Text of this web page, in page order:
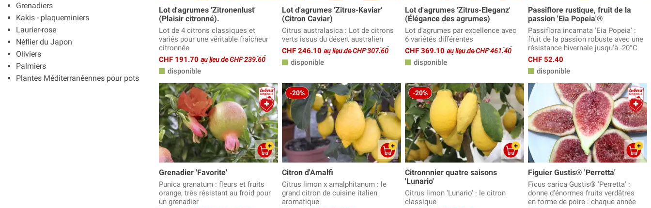
Grenadiers
Kakis - plaqueminiers
Laurier-rose
Néflier du Japon
Oliviers
Palmiers
Plantes Méditerranéennes pour pots
Lot d'agrumes 'Zitronenlust'
(Plaisir citronné).
Lot de 4 citrons classiques et
variés pour une véritable fraîcheur
citronnée
CHF 191.70 au lieu de CHF 239.60
disponible
Lot d'agrumes 'Zitrus-Kaviar'
(Citron Caviar)
Citrus australasica : Lot de citrons
verts issus du désert australien
CHF 246.10 au lieu de CHF 307.60
disponible
Lot d'agrumes 'Zitrus-Eleganz'
(Élégance des agrumes)
Lot d'agrumes par excellence avec
6 variétés différentes
CHF 369.10 au lieu de CHF 461.40
disponible
Passiflore rustique, fruit de la
passion 'Eia Popeia'®
Passiflora incarnata 'Eia Popeia' :
fruit de la passion robuste avec une
résistance hivernale jusqu'à -20°C
CHF 52.40
disponible
Grenadier 'Favorite'
Punica granatum : fleurs et fruits
orange, très résistant au froid pour
un grenadier
-20%
Citron d'Amalfi
Citrus limon x amalphitanum : le
grand citron de cuisine italien
aromatique
-20%
Citronnnier quatre saisons
'Lunario'
Citrus limon 'Lunario' : le citron
classique
Figuier Gustis® 'Perretta'
Ficus carica Gustis® 'Perretta' :
donne d'énormes fruits verdâtres
en forme de poire : chaque année